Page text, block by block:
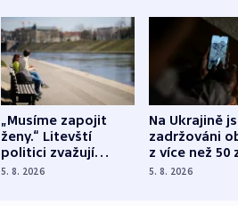
„Musíme zapojit
ženy.“ Litevští
politici zvažují
dohodu o
5. 8. 2026
Na Ukrajině
zadržováni
z více než 50
Bojovali na
5. 8. 2026